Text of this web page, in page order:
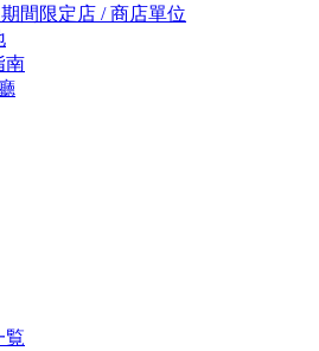
間限定店 / 商店單位
南
覧